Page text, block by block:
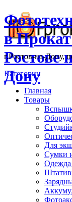
в
Ростове
Дону
г.Ростов-на-Дону,
Категории
Главная
Товары
Для
Сумки
Одежда